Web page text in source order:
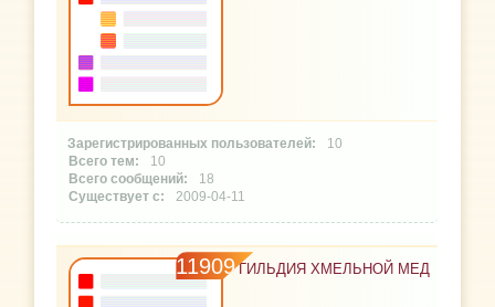
10
10
18
2009-04-11
11909 ГИЛЬДИЯ ХМЕЛЬНОЙ МЕД